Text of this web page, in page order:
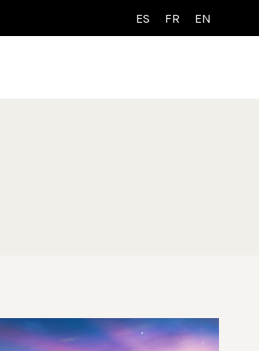
ES FR EN